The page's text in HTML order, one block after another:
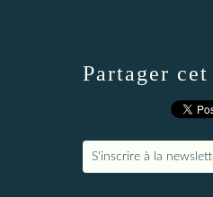
Partager
S'inscrire à la